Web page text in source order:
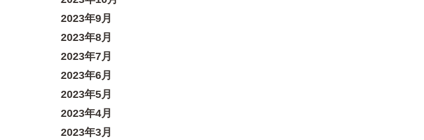
2023年9月
2023年8月
2023年7月
2023年6月
2023年5月
2023年4月
2023年3月